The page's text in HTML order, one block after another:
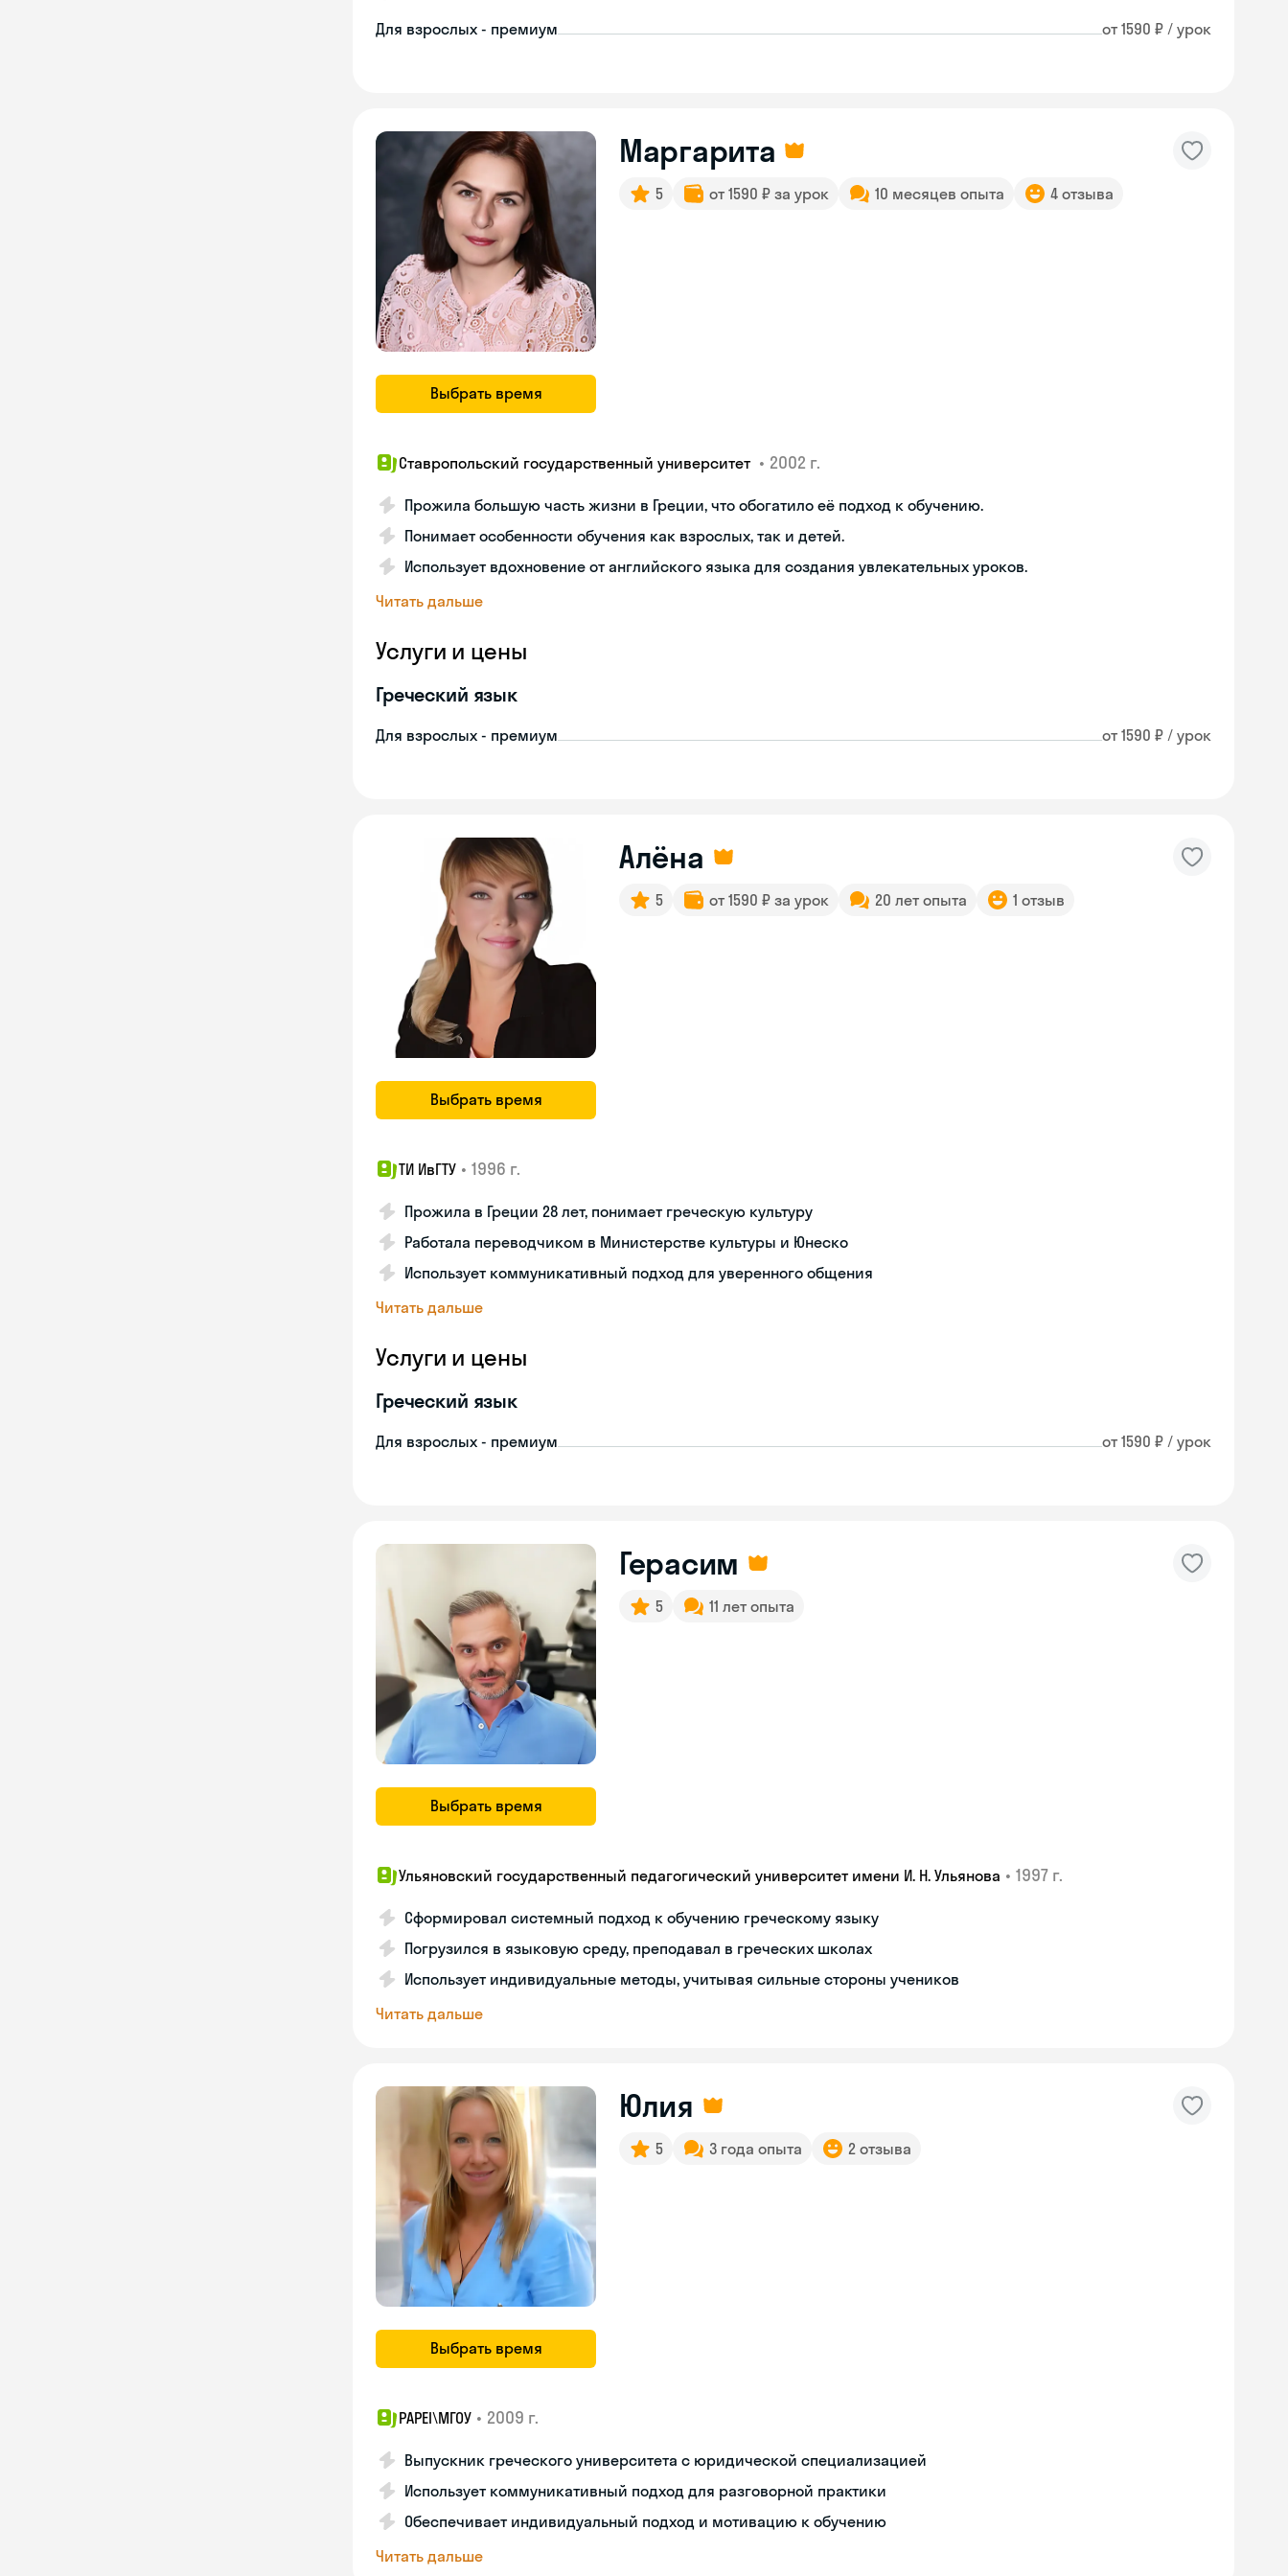
Для взрослых - премиум от 1590 ₽ / урок
Выбрать время
Маргарита
5 от 1590 ₽ за урок 10 месяцев опыта 4 отзыва
Ставропольский государственный университет • 2002 г.
Прожила большую часть жизни в Греции, что обогатило её подход к обучению.
Понимает особенности обучения как взрослых, так и детей.
Использует вдохновение от английского языка для создания увлекательных уроков.
Читать дальше
Услуги и цены
Греческий язык
Для взрослых - премиум от 1590 ₽ / урок
Выбрать время
Алёна
5 от 1590 ₽ за урок 20 лет опыта 1 отзыв
ТИ ИвГТУ • 1996 г.
Прожила в Греции 28 лет, понимает греческую культуру
Работала переводчиком в Министерстве культуры и Юнеско
Использует коммуникативный подход для уверенного общения
Читать дальше
Услуги и цены
Греческий язык
Для взрослых - премиум от 1590 ₽ / урок
Выбрать время
Герасим
5 11 лет опыта
Ульяновский государственный педагогический университет имени И. Н. Ульянова • 1997 г.
Сформировал системный подход к обучению греческому языку
Погрузился в языковую среду, преподавал в греческих школах
Использует индивидуальные методы, учитывая сильные стороны учеников
Читать дальше
Выбрать время
Юлия
5 3 года опыта 2 отзыва
PAPEI\MГОУ • 2009 г.
Выпускник греческого университета с юридической специализацией
Использует коммуникативный подход для разговорной практики
Обеспечивает индивидуальный подход и мотивацию к обучению
Читать дальше